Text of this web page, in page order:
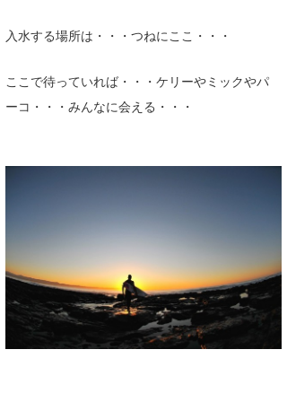
入水する場所は・・・つねにここ・・・
ここで待っていれば・・・ケリーやミックやパ
ーコ・・・みんなに会える・・・